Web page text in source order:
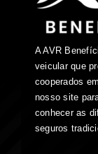
A AVR
veicular que
cooperados
nosso site
conhecer as
seguros